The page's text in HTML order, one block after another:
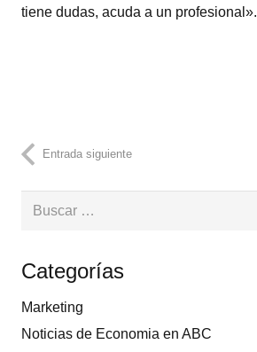
tiene dudas, acuda a un profesional».
Entrada siguiente
Buscar:
Categorías
Marketing
Noticias de Economia en ABC